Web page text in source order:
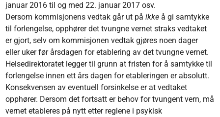
januar 2016 til og med 22. januar 2017 osv.
Dersom kommisjonens vedtak går ut påikkeå gi samtykke
til forlengelse, opphører det tvungne vernet straks vedtaket
er gjort, selv om kommisjonen vedtak gjøres noen dager
eller uker før årsdagen for etablering av det tvungne vernet.
Helsedirektoratet legger til grunn at fristen for å samtykke til
forlengelse innen ett års dagen for etableringen er absolutt.
Konsekvensen av eventuell forsinkelse er at vedtaket
opphører. Dersom det fortsatt er behov for tvungent vern, må
vernet etableres på nytt etter reglene i psykisk